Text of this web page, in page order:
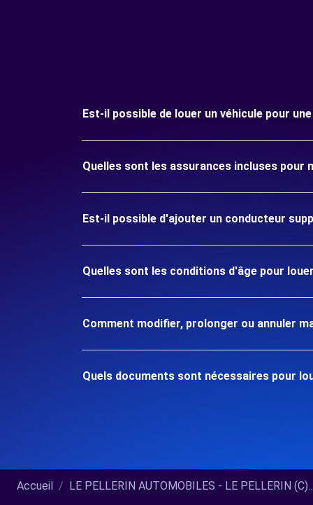
Est-il possible de louer un véhicule pour une
Quelles sont les assurances incluses pour
Est-il possible d'ajouter un conducteur
Quelles sont les conditions d'âge pour louer
Comment modifier, prolonger ou annuler
Quels documents sont nécessaires pour
Accueil LE PELLERIN AUTOMOBILES - LE PELLERIN